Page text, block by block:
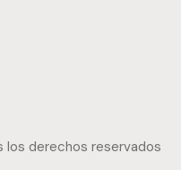
los derechos reservados